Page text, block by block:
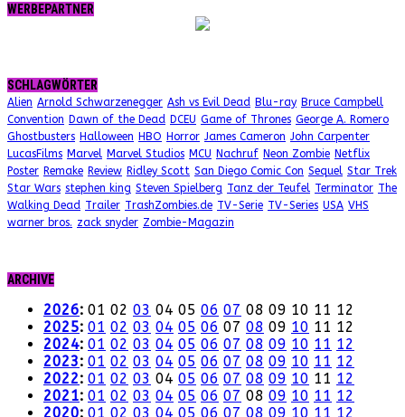
WERBEPARTNER
SCHLAGWÖRTER
Alien Arnold Schwarzenegger Ash vs Evil Dead Blu-ray Bruce Campbell
Convention Dawn of the Dead DCEU Game of Thrones George A. Romero
Ghostbusters Halloween HBO Horror James Cameron John Carpenter
LucasFilms Marvel Marvel Studios MCU Nachruf Neon Zombie Netflix
Poster Remake Review Ridley Scott San Diego Comic Con Sequel Star Trek
Star Wars stephen king Steven Spielberg Tanz der Teufel Terminator The
Walking Dead Trailer TrashZombies.de TV-Serie TV-Series USA VHS
warner bros. zack snyder Zombie-Magazin
ARCHIVE
2026: 01 02 03 04 05 06 07 08 09 10 11 12
2025: 01 02 03 04 05 06 07 08 09 10 11 12
2024: 01 02 03 04 05 06 07 08 09 10 11 12
2023: 01 02 03 04 05 06 07 08 09 10 11 12
2022: 01 02 03 04 05 06 07 08 09 10 11 12
2021: 01 02 03 04 05 06 07 08 09 10 11 12
2020: 01 02 03 04 05 06 07 08 09 10 11 12